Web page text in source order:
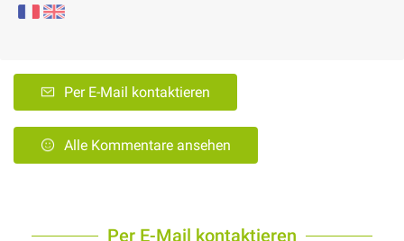
Per E-Mail kontaktieren
Alle Kommentare ansehen
Per E-Mail kontaktieren